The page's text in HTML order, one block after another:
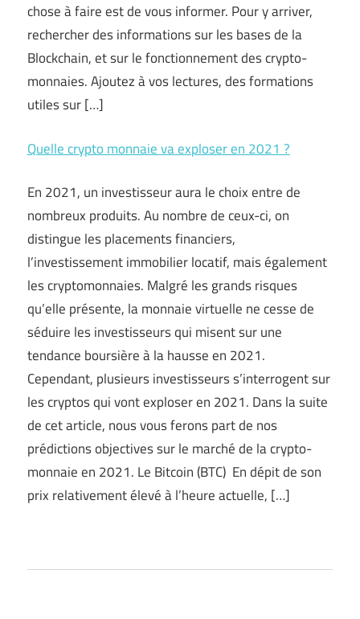
chose à faire est de vous informer. Pour y arriver,
rechercher des informations sur les bases de la
Blockchain, et sur le fonctionnement des crypto-
monnaies. Ajoutez à vos lectures, des formations
utiles sur […]
Quelle crypto monnaie va exploser en 2021 ?
En 2021, un investisseur aura le choix entre de
nombreux produits. Au nombre de ceux-ci, on
distingue les placements financiers,
l’investissement immobilier locatif, mais également
les cryptomonnaies. Malgré les grands risques
qu’elle présente, la monnaie virtuelle ne cesse de
séduire les investisseurs qui misent sur une
tendance boursière à la hausse en 2021.
Cependant, plusieurs investisseurs s’interrogent sur
les cryptos qui vont exploser en 2021. Dans la suite
de cet article, nous vous ferons part de nos
prédictions objectives sur le marché de la crypto-
monnaie en 2021. Le Bitcoin (BTC) En dépit de son
prix relativement élevé à l’heure actuelle, […]